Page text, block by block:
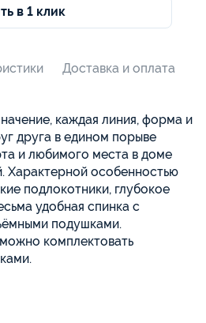
в 1 клик
Доставка и оплата
каждая линия, форма и
друга в едином порыве
и любимого места в доме
Характерной особенностью
подлокотники, глубокое
удобная спинка с
подушками.
комплектовать